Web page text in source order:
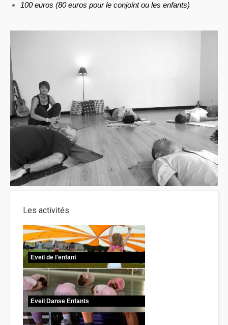
100 euros (80 euros pour le conjoint ou les enfants)
Les activités
Eveil de l'enfant
Eveil Danse Enfants